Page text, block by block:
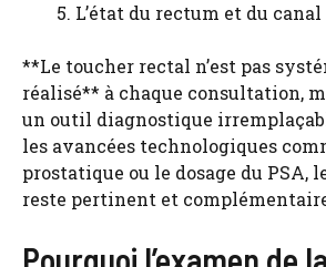
L’état du rectum et du
**Le toucher rectal n’est pas
réalisé** à chaque consultation,
un outil diagnostique
les avancées technologiques
prostatique ou le dosage du PSA,
reste pertinent et